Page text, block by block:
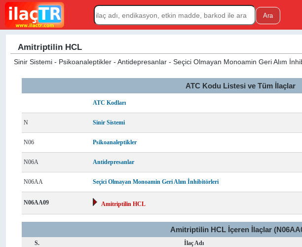
Amitriptilin HCL
Sinir Sistemi - Psikoanaleptikler - Antidepresanlar - Seçici Olmayan Monoamin Geri Alım
ATC Kodu Listesi ve Tüm İlaçlar
ATC Kodları
N Sinir Sistemi
N06 Psikoanaleptikler
N06A Antidepresanlar
N06AA Seçici Olmayan Monoamin Geri Alım İnhibitörleri
N06AA09 Amitriptilin HCL
Amitriptilin HCL İçeren İlaçlar
S. İlaç Adı